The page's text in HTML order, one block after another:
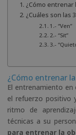
¿Cómo entrenar
¿Cuáles son las
1.- “Ven”
2.- “Sit”
3.-
¿Cómo entrenar
El entrenamiento en
el refuerzo positivo
ritmo de
técnicas a su
para entrenar la